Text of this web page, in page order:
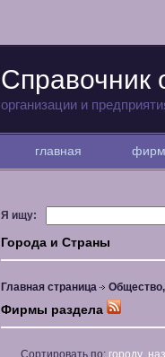
Справочник
организации и
главная
Я ищу:
Города и Страны
Главная страница
Фирмы раздела
Сортировать по: городу